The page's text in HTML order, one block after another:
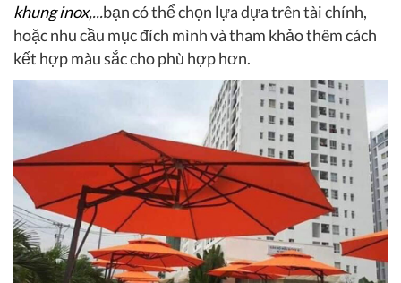
khung inox,...bạn có thể chọn lựa dựa trên tài chính,
hoặc nhu cầu mục đích mình và tham khảo thêm cách
kết hợp màu sắc cho phù hợp hơn.